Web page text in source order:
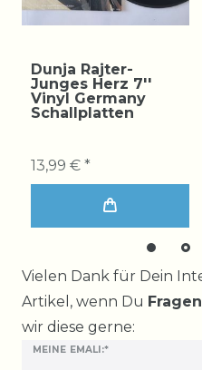
Dunja Rajter-
Junges Herz 7''
Vinyl Germany
Schallplatten
13,99 € *
Vielen Dank für Dein
Artikel, wenn Du Fragen
wir diese gerne:
MEINE EMALI:*